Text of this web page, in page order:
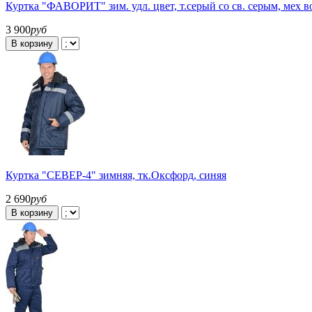
Куртка "ФАВОРИТ" зим. удл. цвет, т.серый со св. серым, мех
3 900руб
В корзину
Куртка "СЕВЕР-4" зимняя, тк.Оксфорд, синяя
2 690руб
В корзину